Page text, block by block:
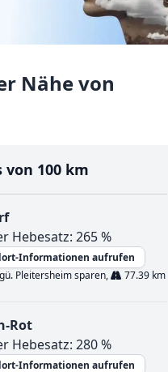
Nähe von
von 100 km
Hebesatz: 265 %
Informationen aufrufen
Pleitersheim sparen,
77.39 km
Rot
Hebesatz: 280 %
Informationen aufrufen